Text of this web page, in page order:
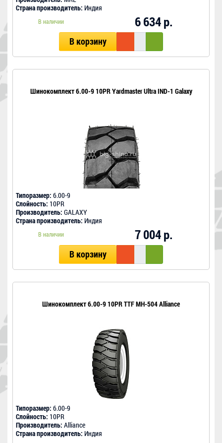
Страна производитель: Индия
В наличии 6 634 р.
В корзину
Шинокомплект 6.00-9 10PR Yardmaster Ultra IND-1 Galaxy
Типоразмер: 6.00-9
Слойность: 10PR
Производитель: GALAXY
Страна производитель: Индия
В наличии 7 004 р.
В корзину
Шинокомплект 6.00-9 10PR TTF MH-504 Alliance
Типоразмер: 6.00-9
Слойность: 10PR
Производитель: Alliance
Страна производитель: Индия